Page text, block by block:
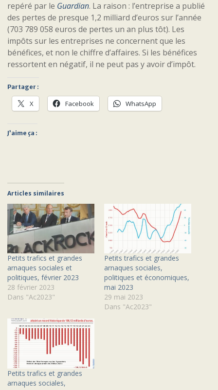
repéré par le Guardian. La raison : l’entreprise a publié
des pertes de presque 1,2 milliard d’euros sur l’année
(703 789 058 euros de pertes un an plus tôt). Les
impôts sur les entreprises ne concernent que les
bénéfices, et non le chiffre d’affaires. Si les bénéfices
ressortent en négatif, il ne peut pas y avoir d’impôt.
Partager :
X Facebook WhatsApp
J’aime ça :
Articles similaires
Petits trafics et grandes
arnaques sociales et
politiques, février 2023
28 février 2023
Dans "Ac2023"
Petits trafics et grandes
arnaques sociales,
politiques et économiques,
mai 2023
29 mai 2023
Dans "Ac2023"
Petits trafics et grandes
arnaques sociales,